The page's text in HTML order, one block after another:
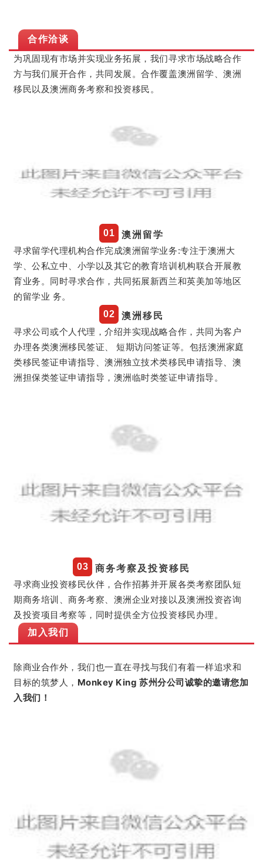
合作洽谈
为巩固现有市场并实现业务拓展，我们寻求市场战略合作
方与我们展开合作，共同发展。合作覆盖澳洲留学、澳洲
移民以及澳洲商务考察和投资移民。
01
澳洲留学
寻求留学代理机构合作完成澳洲留学业务:专注于澳洲大
学、公私立中、小学以及其它的教育培训机构联合开展教
育业务。同时寻求合作，共同拓展新西兰和英美加等地区
的留学业 务。
02
澳洲移民
寻求公司或个人代理，介绍并实现战略合作，共同为客户
办理各类澳洲移民签证、 短期访问签证等。包括澳洲家庭
类移民签证申请指导、澳洲独立技术类移民申请指导、 澳
洲担保类签证申请指导， 澳洲临时类签证申请指导。
03
商务考察及投资移民
寻求商业投资移民伙伴，合作招募并开展各类考察团队短
期商务培训、商务考察、 澳洲企业对接以及澳洲投资咨询
及投资项目考察等，同时提供全方位投资移民办理。
加入我们
除商业合作外，我们也一直在寻找与我们有着一样追求和
目标的筑梦人， Monkey King 苏州分公司诚挚的邀请您加
入我们！